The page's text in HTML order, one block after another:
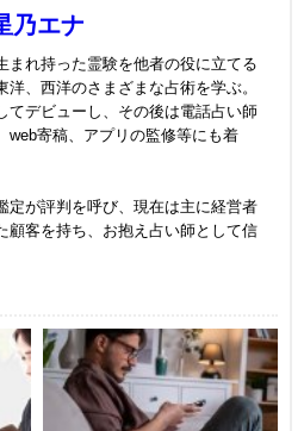
乃エナ
まれ持った霊験を他者の役に立てる
、西洋のさまざまな占術を学ぶ。
てデビューし、その後は電話占い師
web寄稿、アプリの監修等にも着
定が評判を呼び、現在は主に経営者
顧客を持ち、お抱え占い師として信